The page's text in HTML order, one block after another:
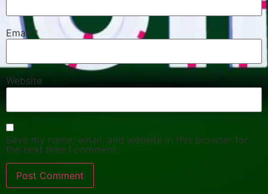
Email *
Website
Save my name, email, and website in this browser for
the next time I comment.